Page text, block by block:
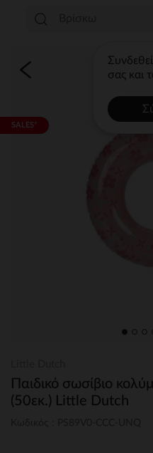
σας και
SALES*
Παιδικό σωσίβιο
(50εκ.) Little Dutch